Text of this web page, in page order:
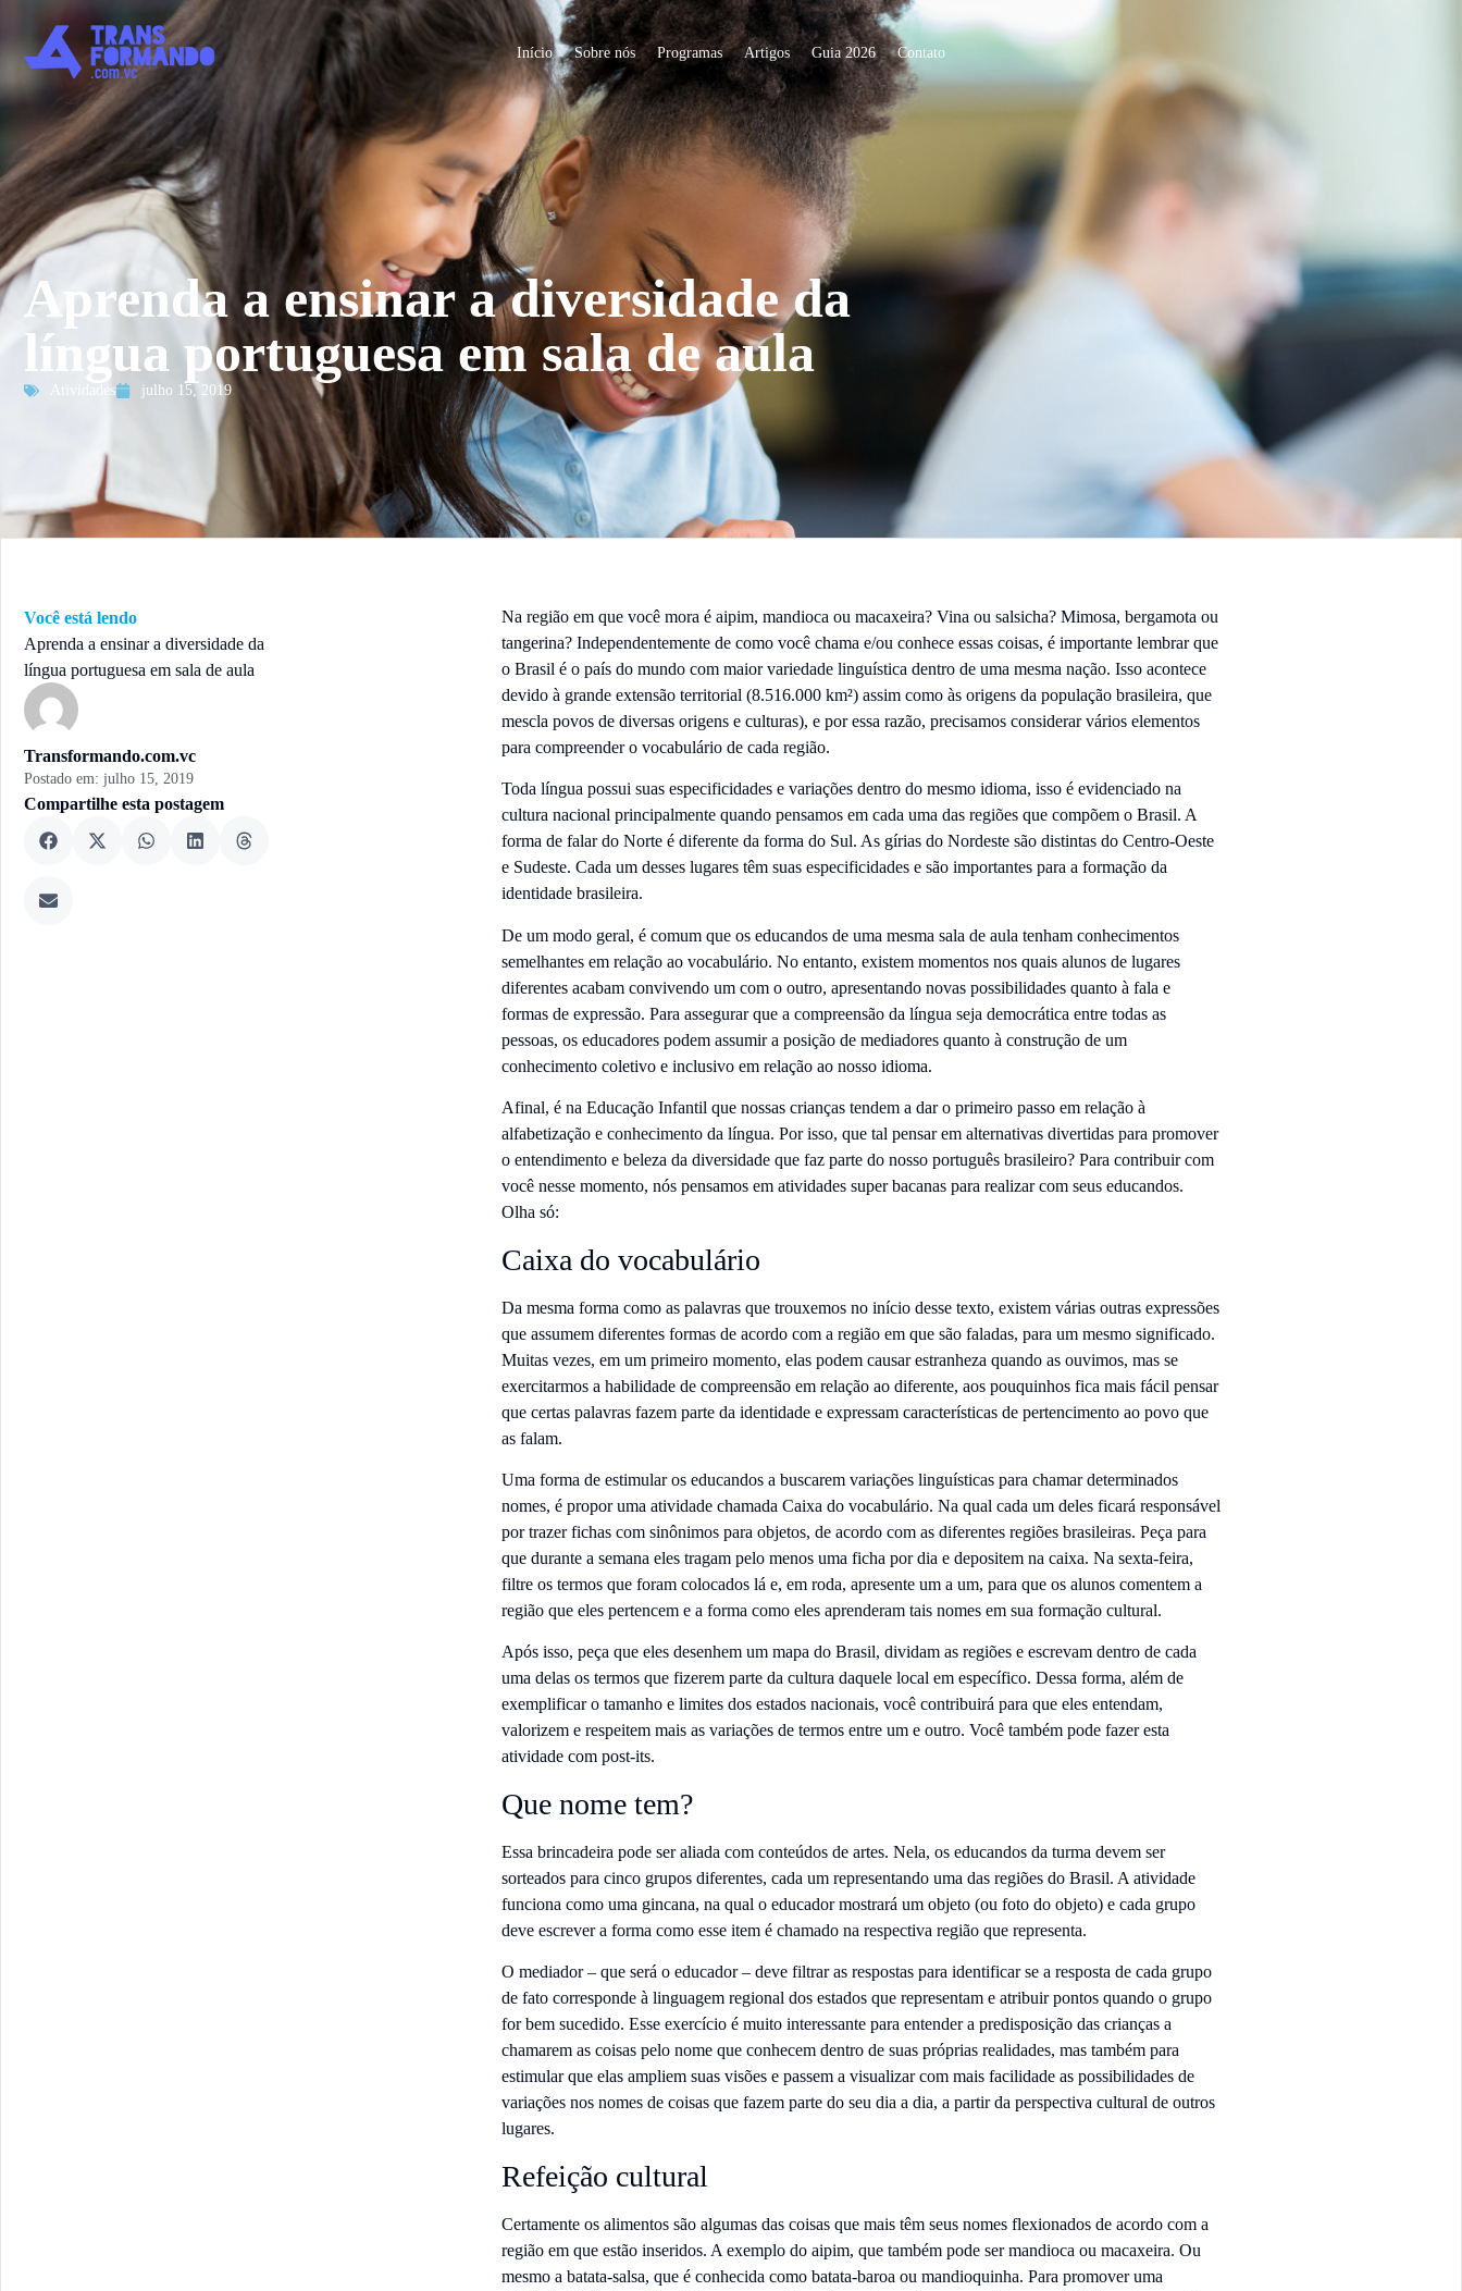
Início Sobre nós Programas Artigos Guia 2026 Contato
Aprenda a ensinar a diversidade da
língua portuguesa em sala de aula
Atividades julho 15, 2019
Você está lendo
Aprenda a ensinar a diversidade da
língua portuguesa em sala de aula
Transformando.com.vc
Postado em: julho 15, 2019
Compartilhe esta postagem
Na região em que você mora é aipim, mandioca ou macaxeira? Vina ou salsicha? Mimosa, bergamota ou
tangerina? Independentemente de como você chama e/ou conhece essas coisas, é importante lembrar que
o Brasil é o país do mundo com maior variedade linguística dentro de uma mesma nação. Isso acontece
devido à grande extensão territorial (8.516.000 km²) assim como às origens da população brasileira, que
mescla povos de diversas origens e culturas), e por essa razão, precisamos considerar vários elementos
para compreender o vocabulário de cada região.
Toda língua possui suas especificidades e variações dentro do mesmo idioma, isso é evidenciado na
cultura nacional principalmente quando pensamos em cada uma das regiões que compõem o Brasil. A
forma de falar do Norte é diferente da forma do Sul. As gírias do Nordeste são distintas do Centro-Oeste
e Sudeste. Cada um desses lugares têm suas especificidades e são importantes para a formação da
identidade brasileira.
De um modo geral, é comum que os educandos de uma mesma sala de aula tenham conhecimentos
semelhantes em relação ao vocabulário. No entanto, existem momentos nos quais alunos de lugares
diferentes acabam convivendo um com o outro, apresentando novas possibilidades quanto à fala e
formas de expressão. Para assegurar que a compreensão da língua seja democrática entre todas as
pessoas, os educadores podem assumir a posição de mediadores quanto à construção de um
conhecimento coletivo e inclusivo em relação ao nosso idioma.
Afinal, é na Educação Infantil que nossas crianças tendem a dar o primeiro passo em relação à
alfabetização e conhecimento da língua. Por isso, que tal pensar em alternativas divertidas para promover
o entendimento e beleza da diversidade que faz parte do nosso português brasileiro? Para contribuir com
você nesse momento, nós pensamos em atividades super bacanas para realizar com seus educandos.
Olha só:
Caixa do vocabulário
Da mesma forma como as palavras que trouxemos no início desse texto, existem várias outras expressões
que assumem diferentes formas de acordo com a região em que são faladas, para um mesmo significado.
Muitas vezes, em um primeiro momento, elas podem causar estranheza quando as ouvimos, mas se
exercitarmos a habilidade de compreensão em relação ao diferente, aos pouquinhos fica mais fácil pensar
que certas palavras fazem parte da identidade e expressam características de pertencimento ao povo que
as falam.
Uma forma de estimular os educandos a buscarem variações linguísticas para chamar determinados
nomes, é propor uma atividade chamada Caixa do vocabulário. Na qual cada um deles ficará responsável
por trazer fichas com sinônimos para objetos, de acordo com as diferentes regiões brasileiras. Peça para
que durante a semana eles tragam pelo menos uma ficha por dia e depositem na caixa. Na sexta-feira,
filtre os termos que foram colocados lá e, em roda, apresente um a um, para que os alunos comentem a
região que eles pertencem e a forma como eles aprenderam tais nomes em sua formação cultural.
Após isso, peça que eles desenhem um mapa do Brasil, dividam as regiões e escrevam dentro de cada
uma delas os termos que fizerem parte da cultura daquele local em específico. Dessa forma, além de
exemplificar o tamanho e limites dos estados nacionais, você contribuirá para que eles entendam,
valorizem e respeitem mais as variações de termos entre um e outro. Você também pode fazer esta
atividade com post-its.
Que nome tem?
Essa brincadeira pode ser aliada com conteúdos de artes. Nela, os educandos da turma devem ser
sorteados para cinco grupos diferentes, cada um representando uma das regiões do Brasil. A atividade
funciona como uma gincana, na qual o educador mostrará um objeto (ou foto do objeto) e cada grupo
deve escrever a forma como esse item é chamado na respectiva região que representa.
O mediador – que será o educador – deve filtrar as respostas para identificar se a resposta de cada grupo
de fato corresponde à linguagem regional dos estados que representam e atribuir pontos quando o grupo
for bem sucedido. Esse exercício é muito interessante para entender a predisposição das crianças a
chamarem as coisas pelo nome que conhecem dentro de suas próprias realidades, mas também para
estimular que elas ampliem suas visões e passem a visualizar com mais facilidade as possibilidades de
variações nos nomes de coisas que fazem parte do seu dia a dia, a partir da perspectiva cultural de outros
lugares.
Refeição cultural
Certamente os alimentos são algumas das coisas que mais têm seus nomes flexionados de acordo com a
região em que estão inseridos. A exemplo do aipim, que também pode ser mandioca ou macaxeira. Ou
mesmo a batata-salsa, que é conhecida como batata-baroa ou mandioquinha. Para promover uma